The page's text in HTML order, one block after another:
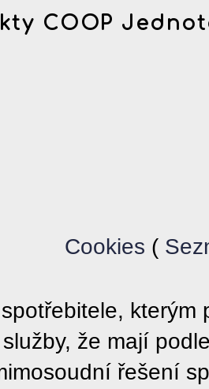
COOP
Cookies (
kterým
že mají
řešení